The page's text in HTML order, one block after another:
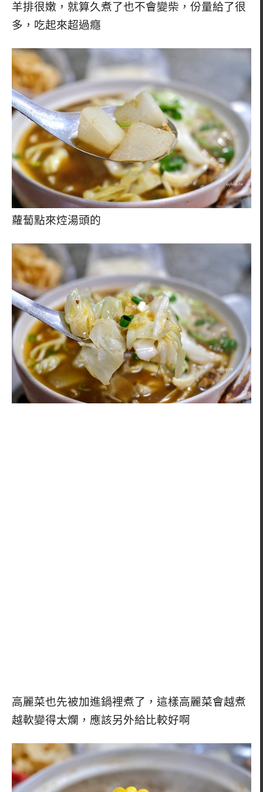
羊排很嫩，就算久煮了也不會變柴，份量給了很
多，吃起來超過癮
蘿蔔點來焢湯頭的
高麗菜也先被加進鍋裡煮了，這樣高麗菜會越煮
越軟變得太爛，應該另外給比較好啊